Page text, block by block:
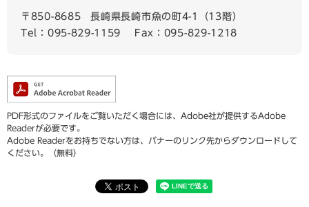
〒850-8685
長崎県長崎市魚の町4-1（13階）
Tel：095-829-1159
Fax：095-829-1218
PDF形式のファイルをご覧いただく場合には、Adobe社が提供するAdobe
Readerが必要です。
Adobe Readerをお持ちでない方は、バナーのリンク先からダウンロードして
ください。（無料）